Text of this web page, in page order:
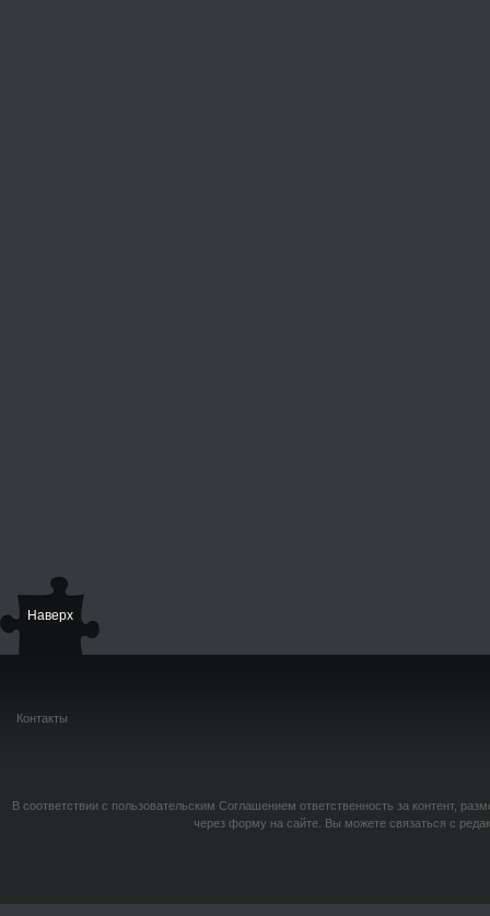
Наверх
Контакты
В соответствии с пользовательским Соглашением ответственность за контент,
через форму на сайте. Вы можете связаться с